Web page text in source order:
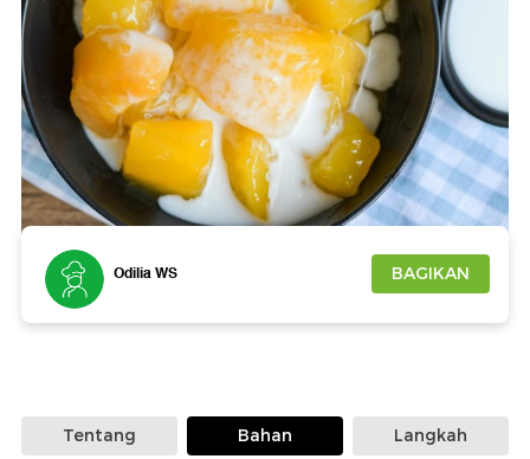
Foto: iStock
Odilia WS BAGIKAN
Tentang Bahan Langkah